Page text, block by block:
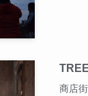
TREE
商店